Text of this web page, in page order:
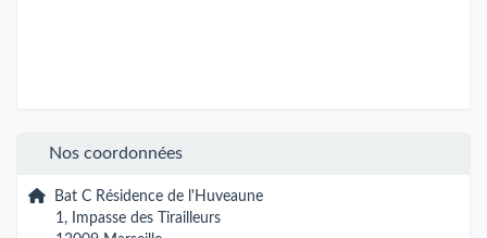
Nos coordonnées
Bat C Résidence de l'Huveaune
1, Impasse des Tirailleurs